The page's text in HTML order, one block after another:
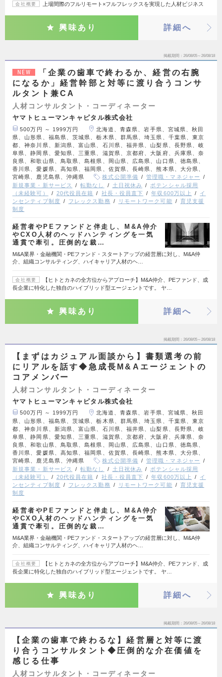
会社概要 上場間際のフルリモート×フルフレックスを実現した人材ビジネス
興味あり 詳細へ
掲載期間 26/08/05～26/08/18
NEW
「企業の歯車で終わるか、経営の右腕
になるか」経営幹部と対等に渡り合うコンサ
ルタント兼CA
人材コンサルタント・コーディネーター
ヤマトヒューマンキャピタル株式会社
500万円 ～ 1999万円
北海道、青森県、岩手県、宮城県、秋田
県、山形県、福島県、茨城県、栃木県、群馬県、埼玉県、千葉県、東京
都、神奈川県、新潟県、富山県、石川県、福井県、山梨県、長野県、岐
阜県、静岡県、愛知県、三重県、滋賀県、京都府、大阪府、兵庫県、奈
良県、和歌山県、鳥取県、島根県、岡山県、広島県、山口県、徳島県、
香川県、愛媛県、高知県、福岡県、佐賀県、長崎県、熊本県、大分県、
宮崎県、鹿児島県、沖縄県
株式公開準備
管理職・マネジャー
新規事業・新サービス
転勤なし 土日祝休み
ポテンシャル採用
（未経験可）
20代役員在籍 社長・役員直下 年収600万以上
イ
ンセンティブ制度
フレックス勤務 リモートワーク可能
育児支援
制度
経営者やPEファンドと伴走し、M&A仲介
やCXO人材のヘッドハンティングを一気
通貫で牽引。圧倒的な裁…
M&A業界・金融機関・PEファンド・スタートアップの経営層に対し、M&A仲
介、組織コンサルティング、ハイキャリア人材のヘ…
会社概要
【ヒトとカネの全方位からアプローチ】M&A仲介、PEファンド、成
長企業に特化した独自のハイブリッド型エージェントです。 ヤ…
興味あり 詳細へ
掲載期間 26/08/05～26/08/18
【まずはカジュアル面談から】書類選考の前
にリアルを話す◆急成長M&Aエージェントの
コアメンバー
人材コンサルタント・コーディネーター
ヤマトヒューマンキャピタル株式会社
500万円 ～ 1999万円
北海道、青森県、岩手県、宮城県、秋田
県、山形県、福島県、茨城県、栃木県、群馬県、埼玉県、千葉県、東京
都、神奈川県、新潟県、富山県、石川県、福井県、山梨県、長野県、岐
阜県、静岡県、愛知県、三重県、滋賀県、京都府、大阪府、兵庫県、奈
良県、和歌山県、鳥取県、島根県、岡山県、広島県、山口県、徳島県、
香川県、愛媛県、高知県、福岡県、佐賀県、長崎県、熊本県、大分県、
宮崎県、鹿児島県、沖縄県
株式公開準備
管理職・マネジャー
新規事業・新サービス
転勤なし 土日祝休み
ポテンシャル採用
（未経験可）
20代役員在籍 社長・役員直下 年収600万以上
イ
ンセンティブ制度
フレックス勤務 リモートワーク可能
育児支援
制度
経営者やPEファンドと伴走し、M&A仲介
やCXO人材のヘッドハンティングを一気
通貫で牽引。圧倒的な裁…
M&A業界・金融機関・PEファンド・スタートアップの経営層に対し、M&A仲
介、組織コンサルティング、ハイキャリア人材のヘ…
会社概要
【ヒトとカネの全方位からアプローチ】M&A仲介、PEファンド、成
長企業に特化した独自のハイブリッド型エージェントです。 ヤ…
興味あり 詳細へ
掲載期間 26/08/05～26/08/18
【企業の歯車で終わるな】経営層と対等に渡
り合うコンサルタント◆圧倒的な介在価値を
感じる仕事
人材コンサルタント・コーディネーター